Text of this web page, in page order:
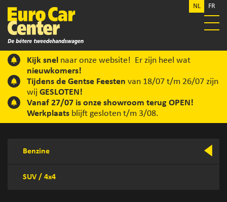
NL FR
Kijk snel naar onze website! Er zijn heel wat
nieuwkomers!
Tijdens de Gentse Feesten van 18/07 t/m 26/07 zijn
wij GESLOTEN!
Vanaf 27/07 is onze showroom terug OPEN!
Werkplaatsblijft gesloten t/m 3/08.
Benzine
SUV / 4x4